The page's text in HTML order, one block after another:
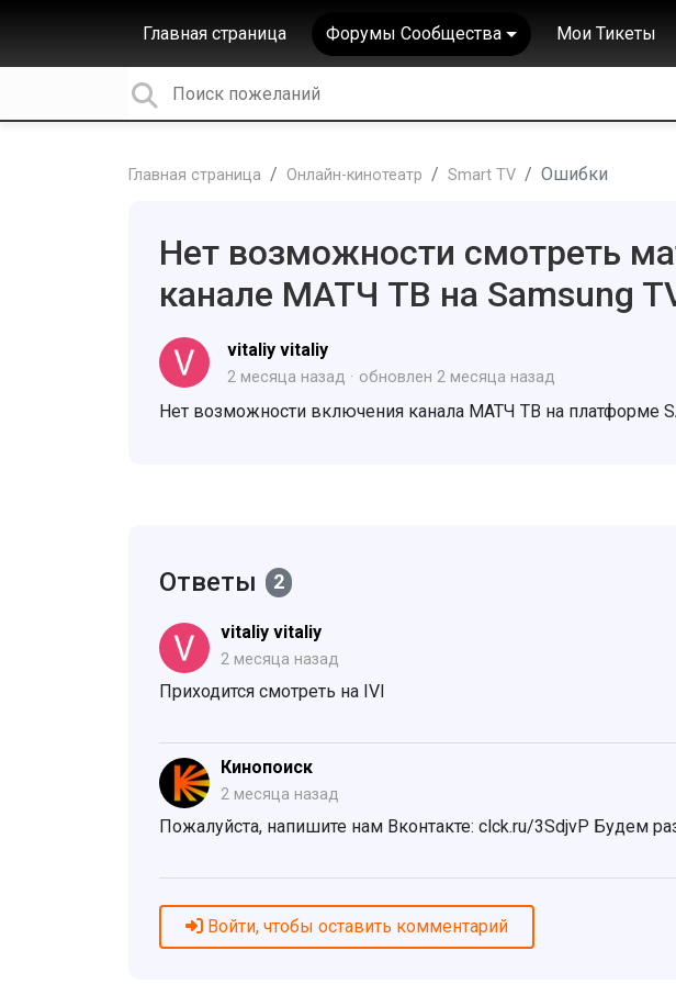
Главная страница Форумы Сообщества Мои Тикеты
Главная страница Онлайн-кинотеатр Smart TV Ошибки
Нет возможности смотреть
канале МАТЧ ТВ на Samsung
vitaliy vitaliy
2 месяца назад обновлен 2 месяца назад
Нет возможности включения канала МАТЧ ТВ на платформе
Ответы 2
vitaliy vitaliy
2 месяца назад
Приходится смотреть на IVI
Кинопоиск
2 месяца назад
Пожалуйста, напишите нам Вконтакте: clck.ru/3SdjvP Будем
Войти, чтобы оставить комментарий